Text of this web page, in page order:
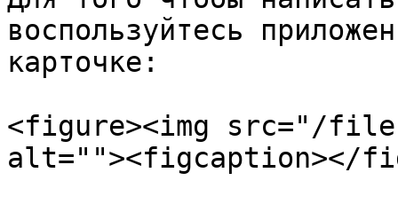
воспользуйтесь
карточке:
<figure><img src="/files/
alt=""><figcaption></